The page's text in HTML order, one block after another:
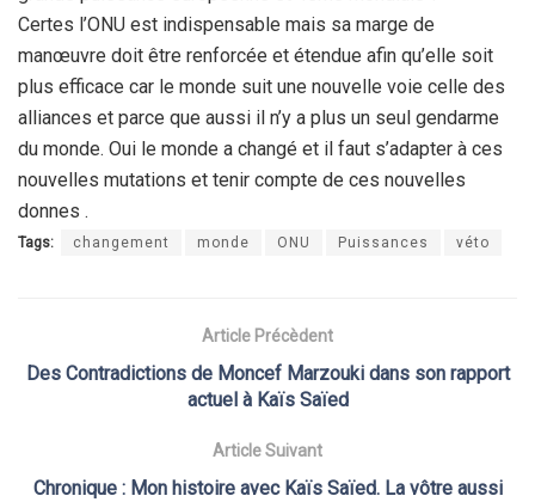
Certes l’ONU est indispensable mais sa marge de
manœuvre doit être renforcée et étendue afin qu’elle soit
plus efficace car le monde suit une nouvelle voie celle des
alliances et parce que aussi il n’y a plus un seul gendarme
du monde. Oui le monde a changé et il faut s’adapter à ces
nouvelles mutations et tenir compte de ces nouvelles
donnes .
Tags: changement monde ONU Puissances véto
Article Précèdent
Des Contradictions de Moncef Marzouki dans son rapport
actuel à Kaïs Saïed
Article Suivant
Chronique : Mon histoire avec Kaïs Saïed. La vôtre aussi